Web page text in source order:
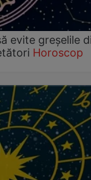
evite greșelile
Horoscop